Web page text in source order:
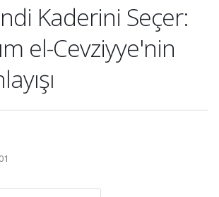
Kaderini Seçer:
el-Cevziyye'nin